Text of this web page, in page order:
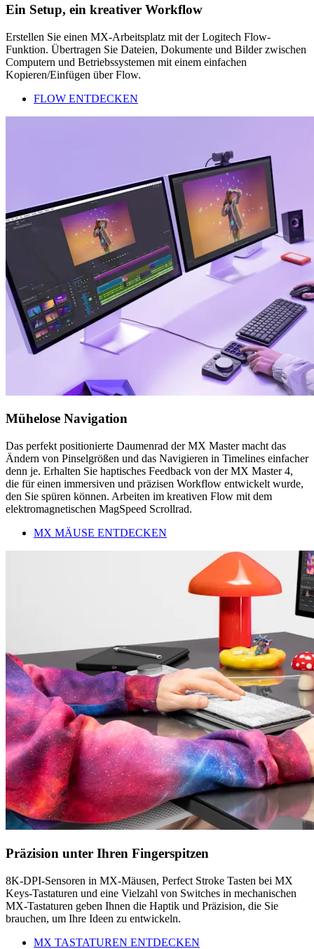
Ein Setup, ein kreativer Workflow
Erstellen Sie einen MX-Arbeitsplatz mit der Logitech Flow-
Funktion. Übertragen Sie Dateien, Dokumente und Bilder zwischen
Computern und Betriebssystemen mit einem einfachen
Kopieren/Einfügen über Flow.
FLOW ENTDECKEN
Mühelose Navigation
Das perfekt positionierte Daumenrad der MX Master macht das
Ändern von Pinselgrößen und das Navigieren in Timelines einfacher
denn je. Erhalten Sie haptisches Feedback von der MX Master 4,
die für einen immersiven und präzisen Workflow entwickelt wurde,
den Sie spüren können. Arbeiten im kreativen Flow mit dem
elektromagnetischen MagSpeed Scrollrad.
MX MÄUSE ENTDECKEN
Präzision unter Ihren Fingerspitzen
8K-DPI-Sensoren in MX-Mäusen, Perfect Stroke Tasten bei MX
Keys-Tastaturen und eine Vielzahl von Switches in mechanischen
MX-Tastaturen geben Ihnen die Haptik und Präzision, die Sie
brauchen, um Ihre Ideen zu entwickeln.
MX TASTATUREN ENTDECKEN